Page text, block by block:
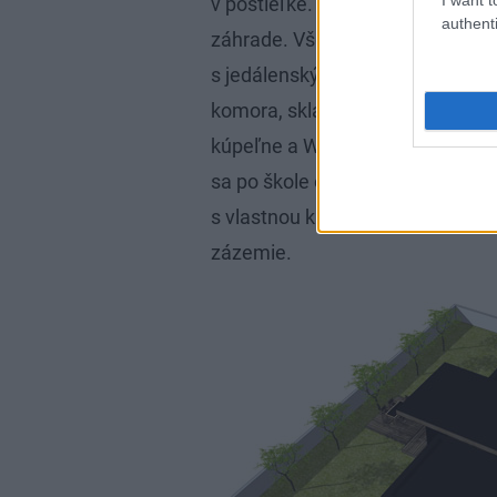
záhrade. Všetko máte pod
s jedálenským stolom na
komora, sklad a servisný
kúpeľne a WC k detskej izbe je
sa po škole osamostatnia a
s vlastnou kúpeľňou, aby sa
zázemie.